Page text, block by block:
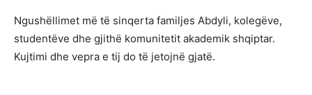
Ngushëllimet më të sinqerta familjes Abdyli, kolegëve,
studentëve dhe gjithë komunitetit akademik shqiptar.
Kujtimi dhe vepra e tij do të jetojnë gjatë.